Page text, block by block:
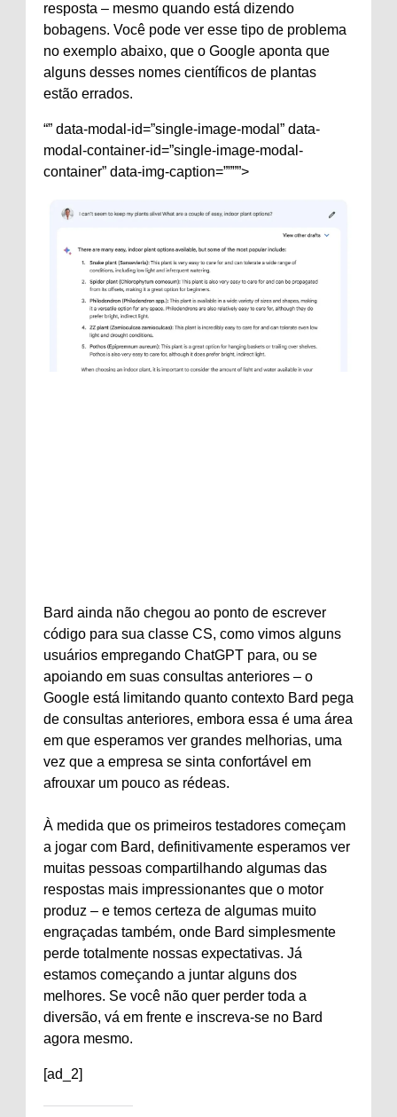
resposta – mesmo quando está dizendo
bobagens. Você pode ver esse tipo de problema
no exemplo abaixo, que o Google aponta que
alguns desses nomes científicos de plantas
estão errados.
“” data-modal-id=”single-image-modal” data-
modal-container-id=”single-image-modal-
container” data-img-caption=””””>
Bard ainda não chegou ao ponto de escrever
código para sua classe CS, como vimos alguns
usuários empregando ChatGPT para, ou se
apoiando em suas consultas anteriores – o
Google está limitando quanto contexto Bard pega
de consultas anteriores, embora essa é uma área
em que esperamos ver grandes melhorias, uma
vez que a empresa se sinta confortável em
afrouxar um pouco as rédeas.
À medida que os primeiros testadores começam
a jogar com Bard, definitivamente esperamos ver
muitas pessoas compartilhando algumas das
respostas mais impressionantes que o motor
produz – e temos certeza de algumas muito
engraçadas também, onde Bard simplesmente
perde totalmente nossas expectativas. Já
estamos começando a juntar alguns dos
melhores. Se você não quer perder toda a
diversão, vá em frente e inscreva-se no Bard
agora mesmo.
[ad_2]